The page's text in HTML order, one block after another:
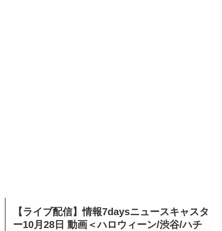
【ライブ配信】情報7daysニュースキャスタ
ー10月28日 動画＜ハロウィーン/渋谷/ハチ